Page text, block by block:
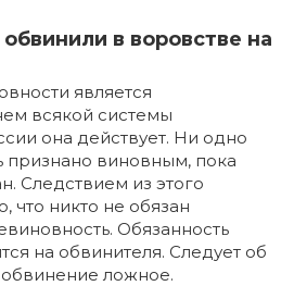
в воровстве на
является
всякой системы
она действует. Ни одно
признано виновным, пока
Следствием из этого
что никто не обязан
Обязанность
на обвинителя. Следует об
ложное.